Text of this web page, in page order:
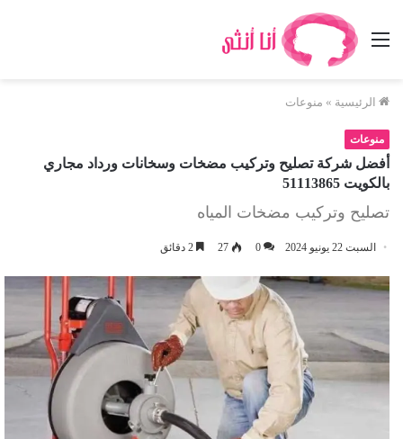
القائمة
الرئيسية » منوعات
منوعات
أفضل شركة تصليح وتركيب مضخات وسخانات ورداد مجاري
بالكويت 51113865
تصليح وتركيب مضخات المياه
السبت 22 يونيو 2024 0
27